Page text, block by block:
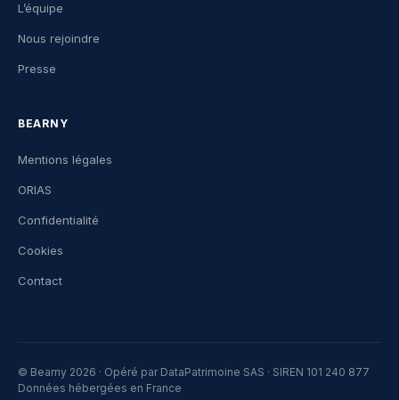
L’équipe
Nous rejoindre
Presse
BEARNY
Mentions légales
ORIAS
Confidentialité
Cookies
Contact
© Bearny 2026 · Opéré par DataPatrimoine SAS · SIREN 101 240 877
Données hébergées en France